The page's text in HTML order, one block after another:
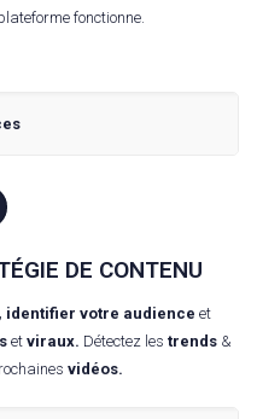
fonctionne.
DE CONTENU
identifier votre audience et
et viraux. Détectez les trends &
vidéos.